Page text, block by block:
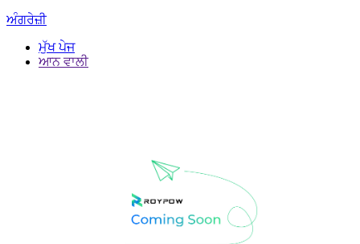
ਅੰਗਰੇਜ਼ੀ
ਮੁੱਖ ਪੇਜ
ਆਨ ਵਾਲੀ